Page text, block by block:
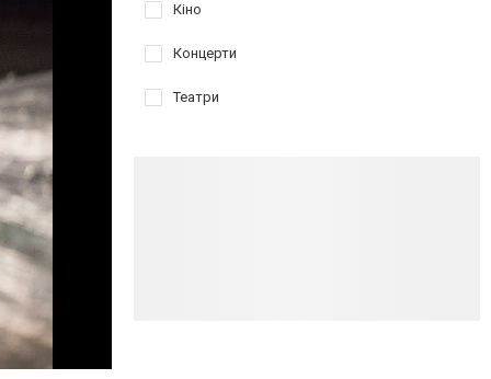
Кіно
Концерти
Театри